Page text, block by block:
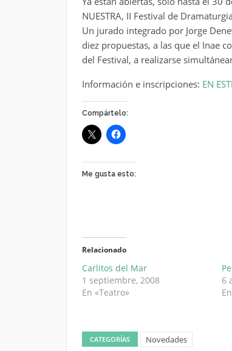
NUESTRA, II Festival de
Un jurado integrado por Jorge
diez propuestas, a las que el Inae
del Festival, a realizarse
Información e inscripciones: EN
Compártelo:
Me gusta esto:
Relacionado
Carlitos del Mar
1 septiembre, 2008
En «Teatro»
6
CATEGORÍAS Novedades